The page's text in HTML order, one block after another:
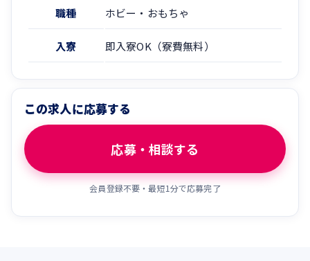
職種 ホビー・おもちゃ
入寮 即入寮OK（寮費無料）
この求人に応募する
応募・相談する
会員登録不要・最短1分で応募完了